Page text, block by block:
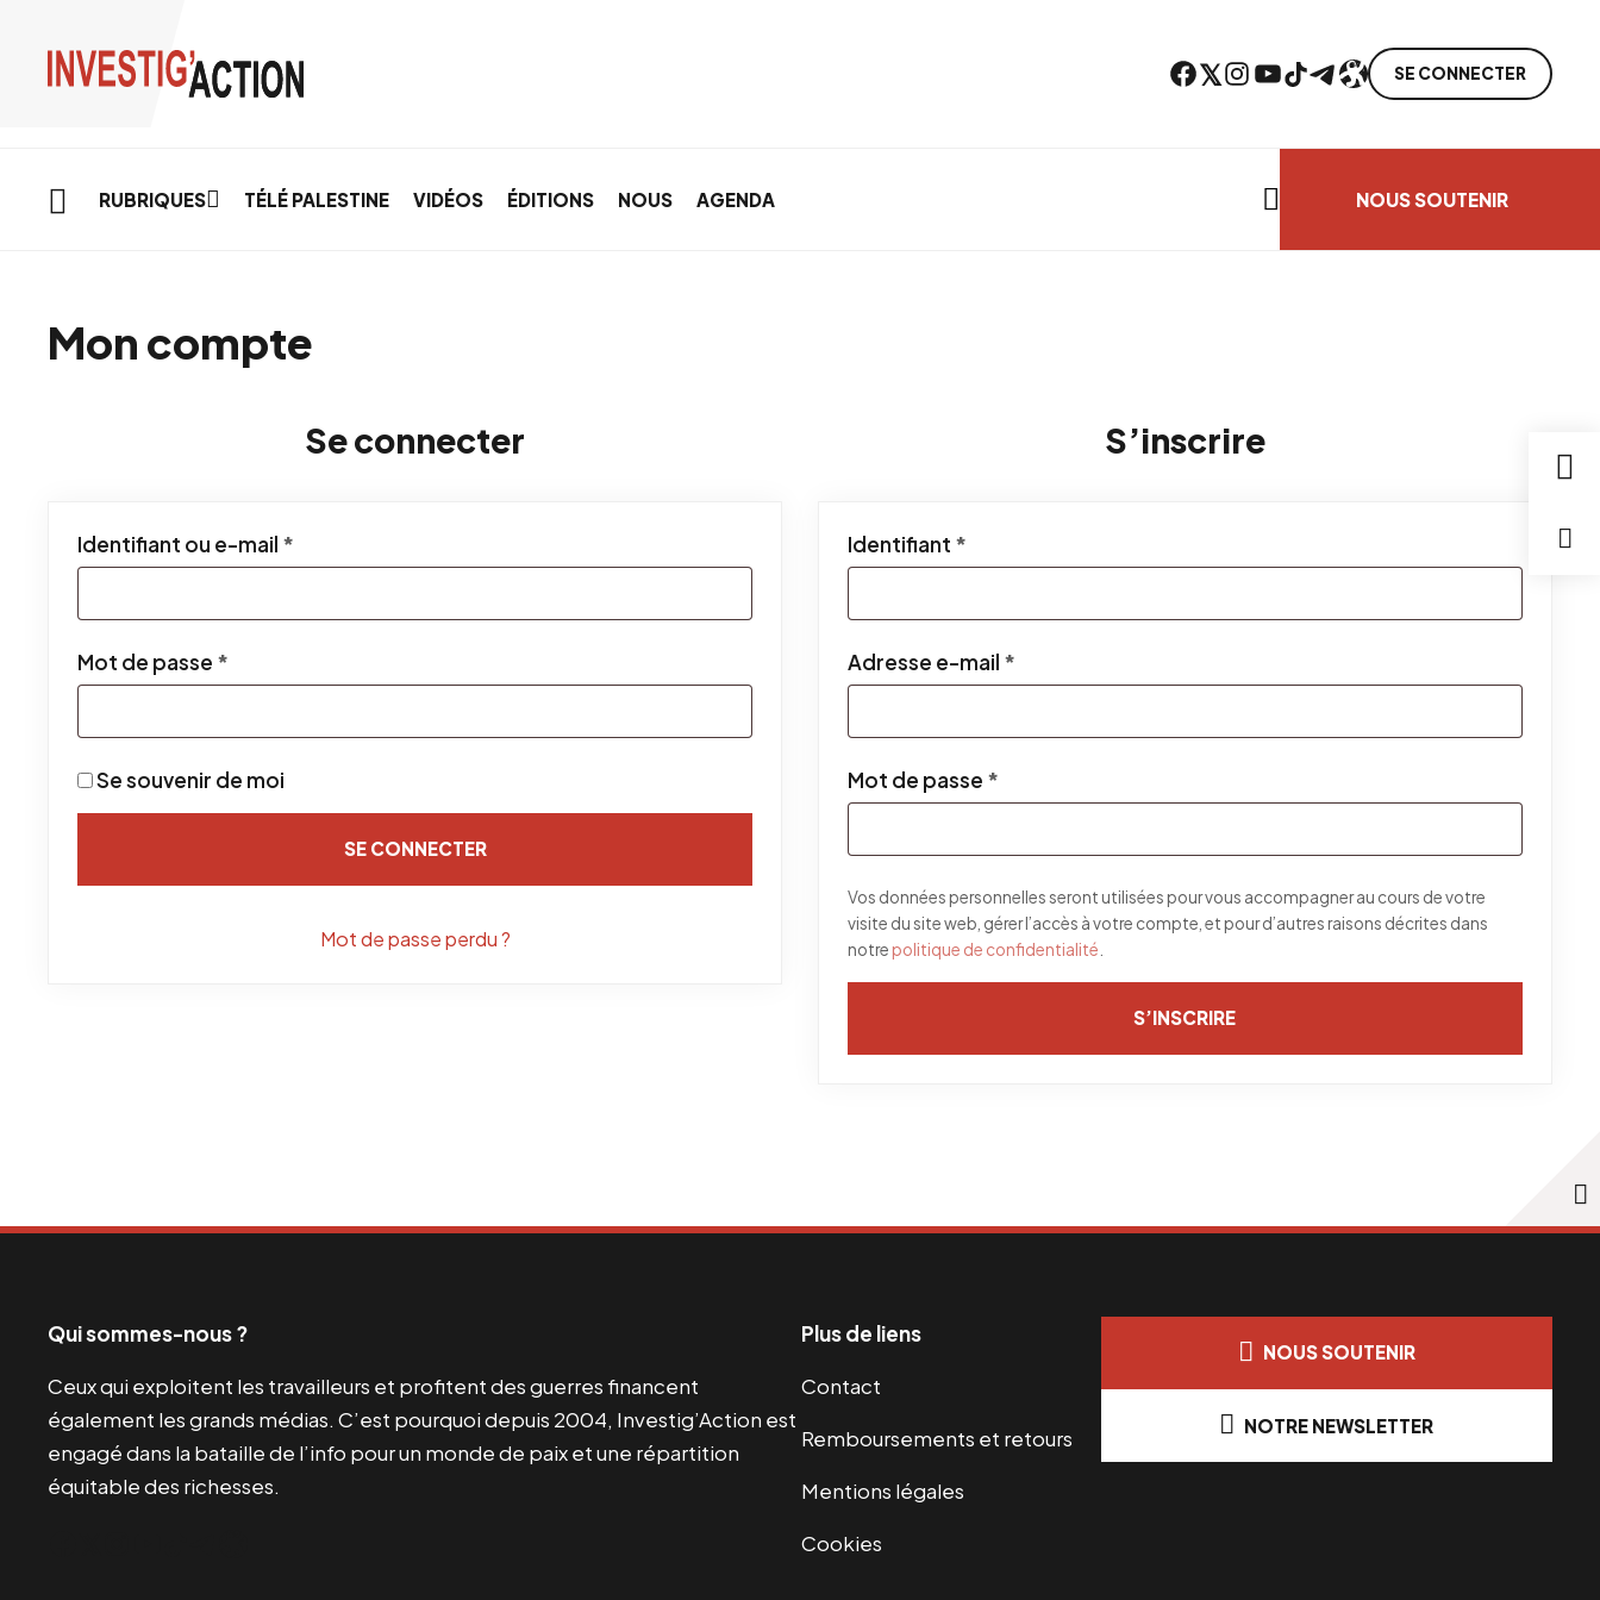
Facebook Twitter Instagram YouTube TikTok TelegramLien SE CONNECTER
RUBRIQUES TÉLÉ PALESTINE VIDÉOS ÉDITIONS NOUS AGENDA NOUS SOUTENIR
Mon compte
Se connecter
Identifiant ou e-mail *
Mot de passe *
Se souvenir de moi
SE CONNECTER
Mot de passe perdu ?
S’inscrire
Identifiant *
Adresse e-mail *
Mot de passe *
Vos données personnelles seront utilisées pour vous accompagner au cours de votre
visite du site web, gérer l’accès à votre compte, et pour d’autres raisons décrites dans
notre politique de confidentialité
S’INSCRIRE
Qui sommes-nous ?
Ceux qui exploitent les travailleurs et profitent des guerres financent
également les grands médias. C’est pourquoi depuis 2004, Investig’Action est
engagé dans la bataille de l’info pour un monde de paix et une répartition
équitable des richesses.
Plus de liens
Contact
Remboursements et retours
Mentions légales
Cookies
NOUS SOUTENIR
NOTRE NEWSLETTER